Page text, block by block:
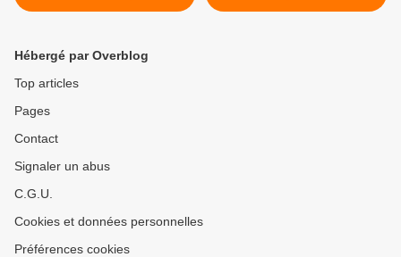
Hébergé par Overblog
Top articles
Pages
Contact
Signaler un abus
C.G.U.
Cookies et données personnelles
Préférences cookies